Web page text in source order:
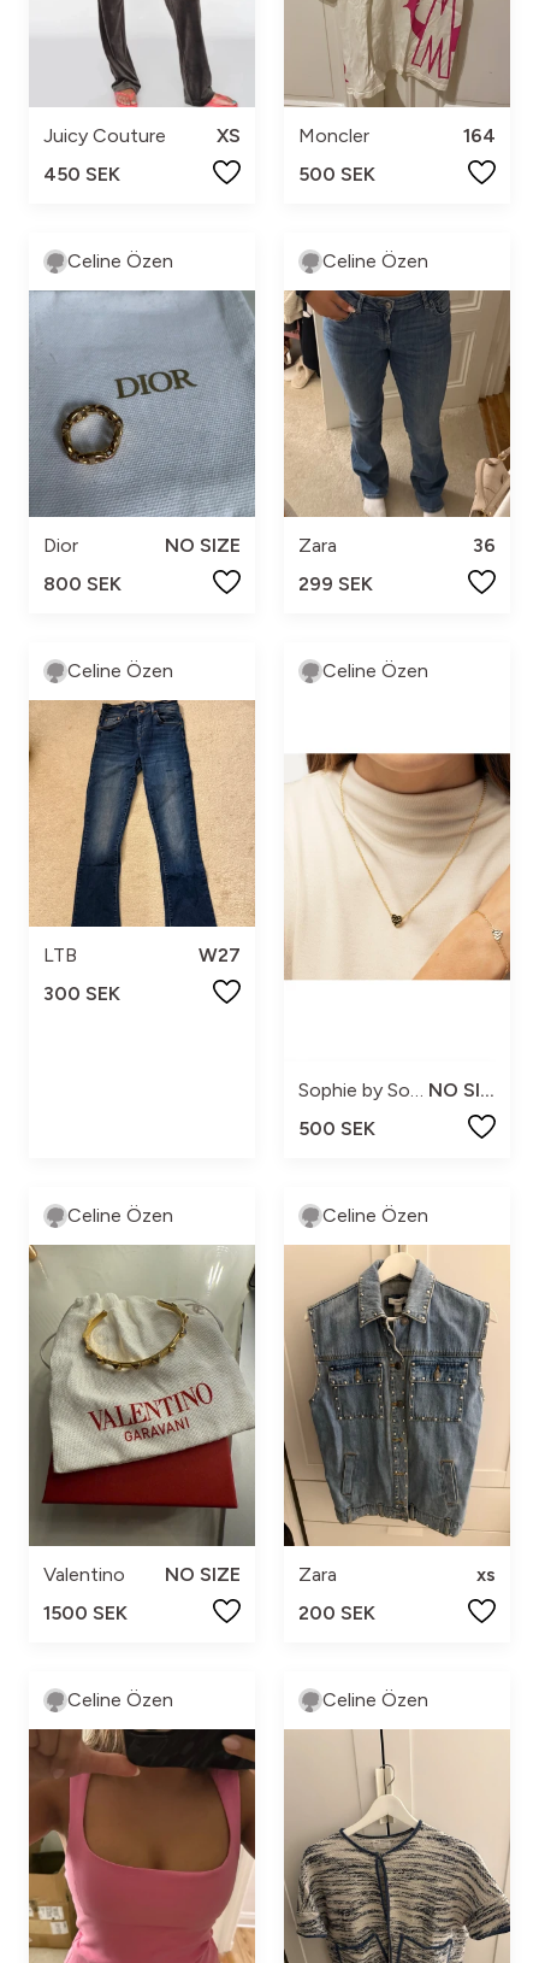
Juicy Couture
XS
450 SEK
Moncler
164
500 SEK
Celine Özen
Dior
NO SIZE
800 SEK
Celine Özen
Zara
36
299 SEK
Celine Özen
LTB
W27
300 SEK
Celine Özen
NO SIZE
500 SEK
Celine Özen
Valentino
NO SIZE
1500 SEK
Celine Özen
Zara
xs
200 SEK
Celine Özen Celine Özen